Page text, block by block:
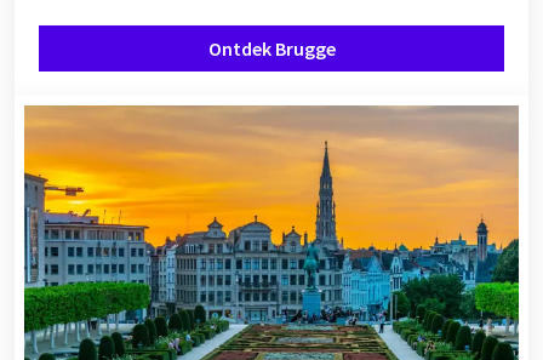
Ontdek Brugge